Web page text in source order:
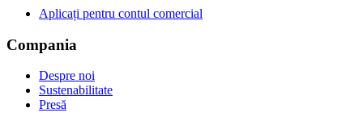
Aplicați pentru contul comercial
Compania
Despre noi
Sustenabilitate
Presă